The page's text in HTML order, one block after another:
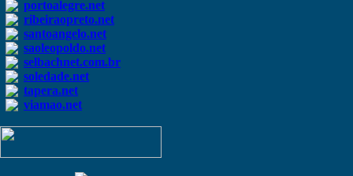
portoalegre.net
ribeiraopreto.net
santoangelo.net
saoleopoldo.net
selbachnet.com.br
soledade.net
tapera.net
viamao.net